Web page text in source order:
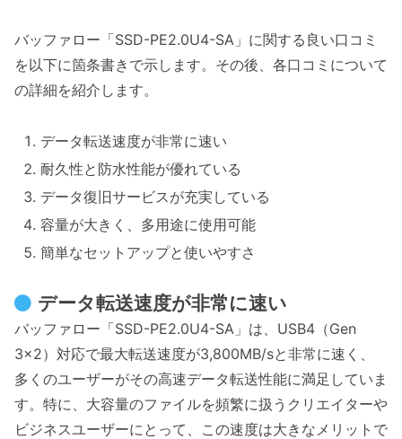
バッファロー「SSD-PE2.0U4-SA」に関する良い口コミ
を以下に箇条書きで示します。その後、各口コミについて
の詳細を紹介します。
データ転送速度が非常に速い
耐久性と防水性能が優れている
データ復旧サービスが充実している
容量が大きく、多用途に使用可能
簡単なセットアップと使いやすさ
データ転送速度が非常に速い
バッファロー「SSD-PE2.0U4-SA」は、USB4（Gen
3×2）対応で最大転送速度が3,800MB/sと非常に速く、
多くのユーザーがその高速データ転送性能に満足していま
す。特に、大容量のファイルを頻繁に扱うクリエイターや
ビジネスユーザーにとって、この速度は大きなメリットで